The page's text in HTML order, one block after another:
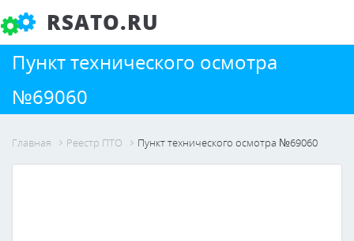
RSATO.RU
Пункт технического осмотра
№69060
Главная Реестр ПТО Пункт технического осмотра №69060